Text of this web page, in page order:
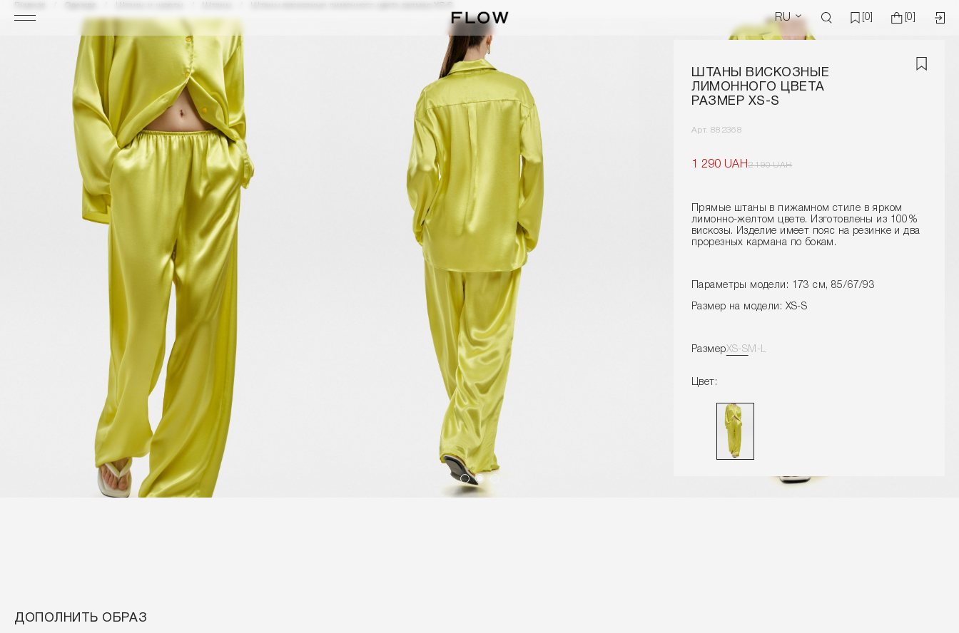
RU [0] [0]
Главная
ШТАНЫ ВИСКОЗНЫЕ
ЛИМОННОГО ЦВЕТА
РАЗМЕР XS-S
Арт. 882368
1 290 UAH2 190 UAH
Прямые штаны в пижамном стиле в ярком
лимонно-желтом цвете. Изготовлены из 100%
вискозы. Изделие имеет пояс на резинке и два
прорезных кармана по бокам.
Параметры модели: 173 см, 85/67/93
Размер на модели: XS-S
РазмерXS-S M-L
Цвет:
ДОПОЛНИТЬ ОБРАЗ